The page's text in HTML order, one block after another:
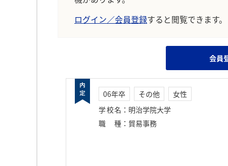
ログイン／会員登録すると閲覧できます。
会員
06年卒 その他
女性
学校名 ： 明治学院大学
職種 ： 貿易事務